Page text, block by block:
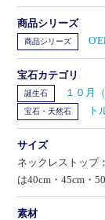
商品シリーズ
商品シリーズ
宝石カテゴリ
誕生石 １０月
宝石・天然石 ト
サイズ
ネックレストップ
は40cm・45cm・
素材